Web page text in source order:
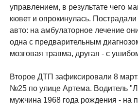
управлением, в результате чего
кювет и опрокинулась.
авто: на амбулаторное лечение
одна с предварительным
мозговая травма, другая - с
Второе ДТП зафиксировали 8
№25 по улице Артема. Водитель
мужчина 1968 года рождения - на